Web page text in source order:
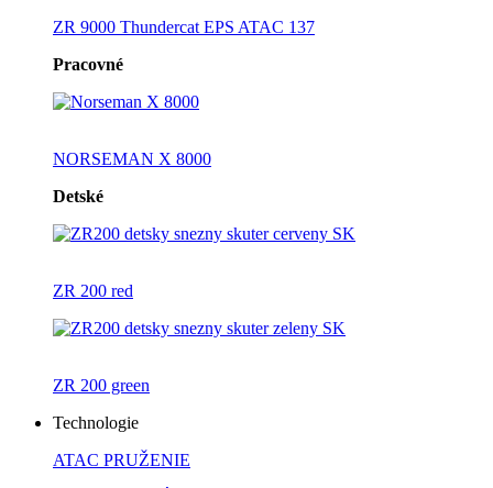
ZR 9000 Thundercat EPS ATAC 137
Pracovné
NORSEMAN X 8000
Detské
ZR 200 red
ZR 200 green
Technologie
ATAC PRUŽENIE